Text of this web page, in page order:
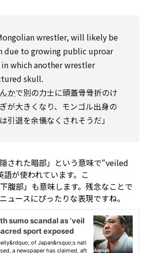
wrestler, will likely be
due togrowing public uproar
in whichanotherwrestler
skull.
かで別の力士に頭蓋骨骨折のけ
が大きくなり、モンゴル出身の
引退を余儀なくされそうだ」
された暗部」という意味で“veiled
が使われています。こ
腹部」も意味します。残念なことで
ュースにぴったりな表現ですね。